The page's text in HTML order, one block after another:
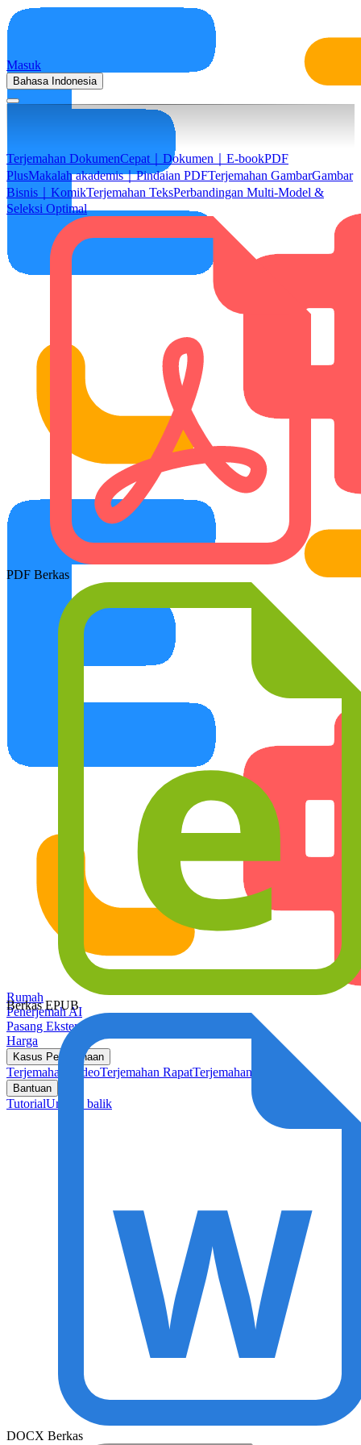
Rumah
Penerjemah AI
Pasang Ekstensi
Harga
Kasus Penggunaan
Terjemahan VideoTerjemahan RapatTerjemahan Steam
Bantuan
TutorialUmpan balik
Masuk
Bahasa Indonesia
Terjemahan DokumenCepat｜Dokumen｜E-bookPDF
PlusMakalah akademis｜Pindaian PDFTerjemahan GambarGambar
Bisnis｜KomikTerjemahan TeksPerbandingan Multi-Model &
Seleksi Optimal
PDF Berkas
Berkas EPUB
DOCX Berkas